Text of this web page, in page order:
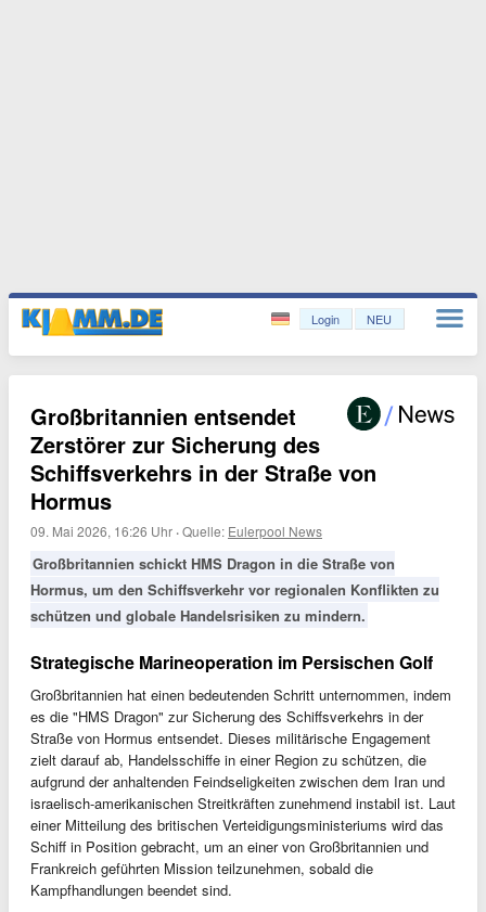
Login NEU
Großbritannien entsendet
Zerstörer zur Sicherung des
Schiffsverkehrs in der Straße von
Hormus
09. Mai 2026, 16:26 Uhr ·Quelle: Eulerpool News
Großbritannien schickt HMS Dragon in die Straße von
Hormus, um den Schiffsverkehr vor regionalen Konflikten zu
schützen und globale Handelsrisiken zu mindern.
Strategische Marineoperation im Persischen Golf
Großbritannien hat einen bedeutenden Schritt unternommen, indem
es die "HMS Dragon" zur Sicherung des Schiffsverkehrs in der
Straße von Hormus entsendet. Dieses militärische Engagement
zielt darauf ab, Handelsschiffe in einer Region zu schützen, die
aufgrund der anhaltenden Feindseligkeiten zwischen dem Iran und
israelisch-amerikanischen Streitkräften zunehmend instabil ist. Laut
einer Mitteilung des britischen Verteidigungsministeriums wird das
Schiff in Position gebracht, um an einer von Großbritannien und
Frankreich geführten Mission teilzunehmen, sobald die
Kampfhandlungen beendet sind.